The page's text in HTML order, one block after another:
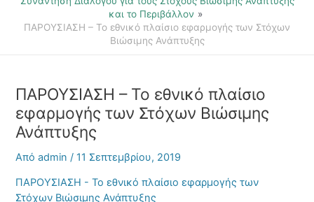
και το Περιβάλλον
ΠΑΡΟΥΣΙΑΣΗ – Το εθνικό πλαίσιο εφαρμογής των Στόχων
Βιώσιμης Ανάπτυξης
ΠΑΡΟΥΣΙΑΣΗ – Το εθνικό πλαίσιο
εφαρμογής των Στόχων Βιώσιμης
Ανάπτυξης
Απόadmin/11 Σεπτεμβρίου, 2019
ΠΑΡΟΥΣΙΑΣΗ - Το εθνικό πλαίσιο εφαρμογής των
Στόχων Βιώσιμης Ανάπτυξης